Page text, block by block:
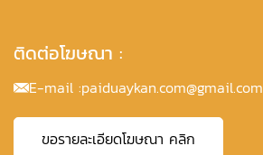
ติดต่อโฆษณา :
E-mail :paiduaykan.com@gmail.com
ขอรายละเอียดโฆษณา คลิก